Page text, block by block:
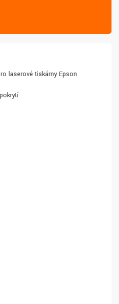
laserové tiskárny Epson